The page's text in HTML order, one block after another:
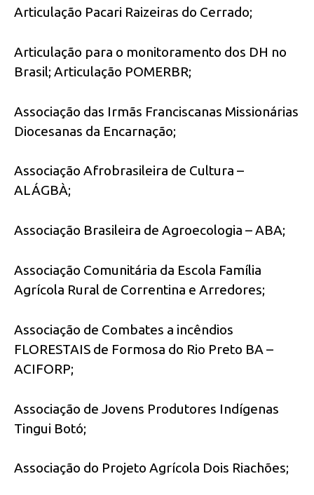
Articulação Pacari Raizeiras do Cerrado;
Articulação para o monitoramento dos DH no
Brasil; Articulação POMERBR;
Associação das Irmãs Franciscanas Missionárias
Diocesanas da Encarnação;
Associação Afrobrasileira de Cultura –
ALÁGBÀ;
Associação Brasileira de Agroecologia – ABA;
Associação Comunitária da Escola Família
Agrícola Rural de Correntina e Arredores;
Associação de Combates a incêndios
FLORESTAIS de Formosa do Rio Preto BA –
ACIFORP;
Associação de Jovens Produtores Indígenas
Tingui Botó;
Associação do Projeto Agrícola Dois Riachões;